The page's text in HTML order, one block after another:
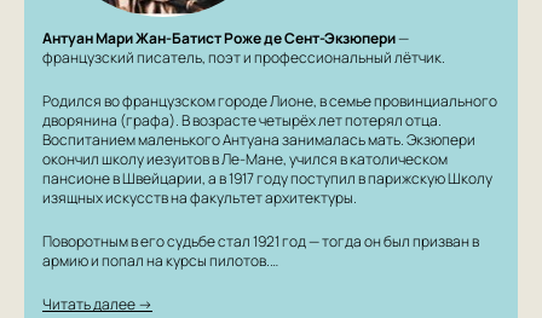
Антуан Мари Жан-Батист Роже де Сент-Экзюпери—
французский писатель, поэт и профессиональный лётчик.
Родился во французском городе Лионе, в семье провинциального
дворянина (графа). В возрасте четырёх лет потерял отца.
Воспитанием маленького Антуана занималась мать. Экзюпери
окончил школу иезуитов в Ле-Мане, учился в католическом
пансионе в Швейцарии, а в 1917 году поступил в парижскую Школу
изящных искусств на факультет архитектуры.
Поворотным в его судьбе стал 1921 год — тогда он был призван в
армию и попал на курсы пилотов.…
Читать далее →